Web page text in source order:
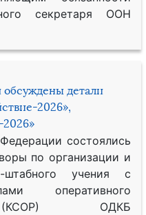
секретаря ООН
детали
2026»,
состоялись
по организации и
штабного учения с
оперативного
(КСОР) ОДКБ